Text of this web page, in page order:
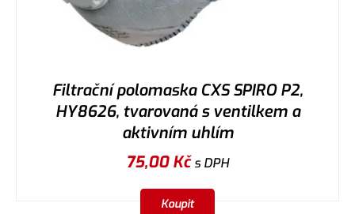
Filtrační polomaska CXS SPIRO P2,
HY8626, tvarovaná s ventilkem a
aktivním uhlím
75,00Kčs DPH
Koupit